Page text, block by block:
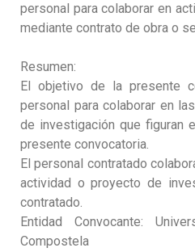
personal para colaborar en
mediante contrato de obra o
Resumen:
El objetivo de la presente
personal para colaborar en
de investigación que figuran
presente convocatoria.
El personal contratado
actividad o proyecto de
contratado.
Entidad Convocante:
Compostela